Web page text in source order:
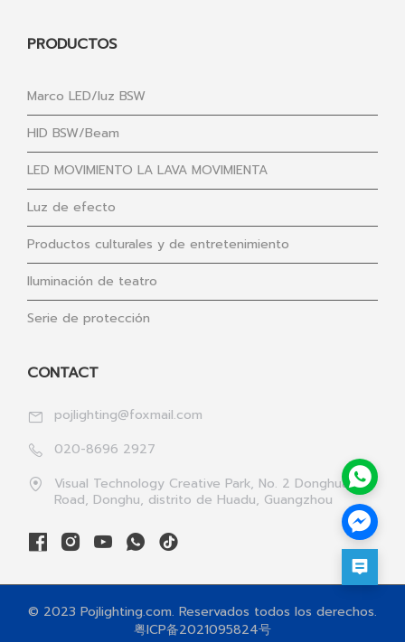
PRODUCTOS
Marco LED/luz BSW
HID BSW/Beam
LED MOVIMIENTO LA LAVA MOVIMIENTA
Luz de efecto
Productos culturales y de entretenimiento
Iluminación de teatro
Serie de protección
CONTACT
pojlighting@foxmail.com
020-8696 2927
Visual Technology Creative Park, No. 2 Donghua 1st
Road, Donghu, distrito de Huadu, Guangzhou
© 2023 Pojlighting.com. Reservados todos los derechos.
粤ICP备2021095824号